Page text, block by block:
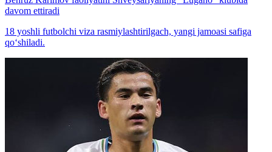
davom ettiradi
18 yoshli futbolchi viza rasmiylashtirilgach, yangi jamoasi safiga
qo‘shiladi.